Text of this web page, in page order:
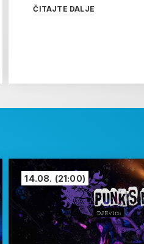
ČITAJTE DALJE
14.08. (21:00)